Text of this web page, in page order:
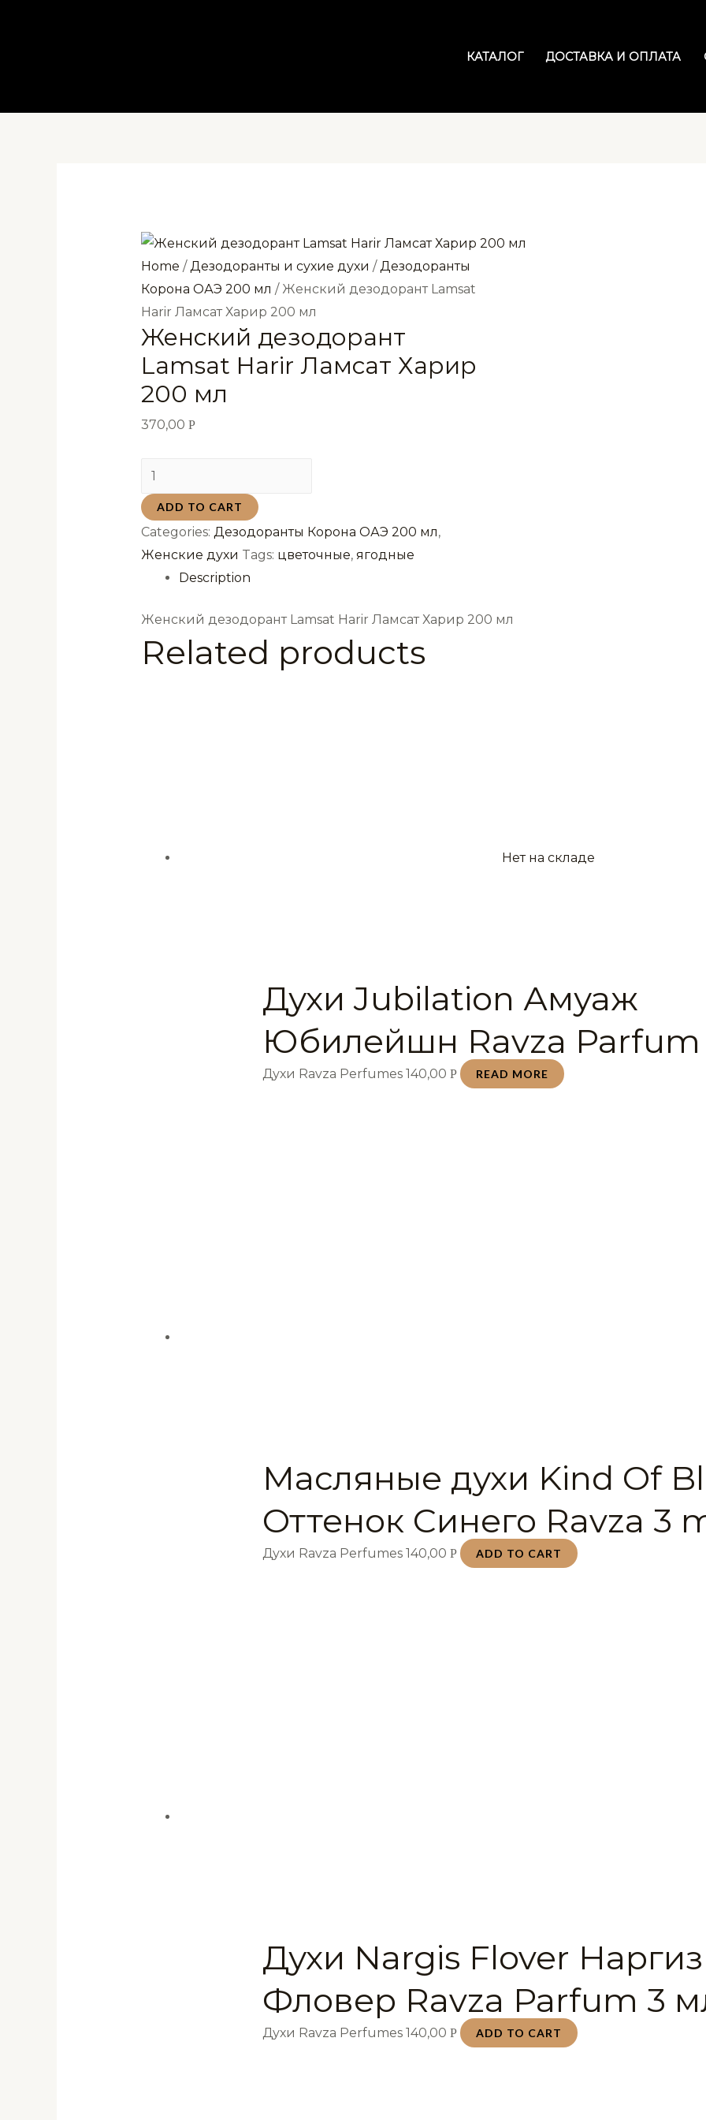
КАТАЛОГ ДОСТАВКА И ОПЛАТА
Home / Дезодоранты и сухие духи / Дезодоранты
Корона ОАЭ 200 мл / Женский дезодорант Lamsat
Harir Ламсат Харир 200 мл
Женский дезодорант
Lamsat Harir Ламсат Харир
200 мл
370,00 Р
Женский
дезодорант
Lamsat
Harir
Ламсат
Харир
мл
quantity
ADD TO CART
Categories: Дезодоранты Корона ОАЭ 200 мл,
Женские духи Tags: цветочные, ягодные
Description
Женский дезодорант Lamsat Harir Ламсат Харир 200 мл
Related products
Нет на складе
Духи Jubilation Амуаж
Юбилейшн Ravza
Духи Ravza Perfumes140,00Р READ MORE
Масляные духи Kind Of
Оттенок Синего Ravza 3
Духи Ravza Perfumes140,00Р ADD TO CART
Духи Nargis Flover Наргиз
Фловер Ravza Parfum 3
Духи Ravza Perfumes140,00Р ADD TO CART